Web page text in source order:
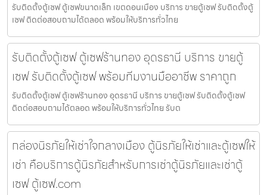
รับติดตั้งตู้เซฟ ตู้เซฟขนาดเล็ก เขตดอนเมือง บริการ ขายตู้เซฟ รับติดตั้งตู้
เซฟ ติดต่อสอบถามได้ตลอด พร้อมให้บริการทั่วไทย
รับติดตั้งตู้เซฟ ตู้เซฟร้านทอง อุดรธานี บริการ ขายตู้
เซฟ รับติดตั้งตู้เซฟ พร้อมทีมงานมืออาชีพ ราคาถูก
รับติดตั้งตู้เซฟ ตู้เซฟร้านทอง อุดรธานี บริการ ขายตู้เซฟ รับติดตั้งตู้เซฟ
ติดต่อสอบถามได้ตลอด พร้อมให้บริการทั่วไทย รับต
กล่องนิรภัยให้เช่าใจกลางเมือง ตู้นิรภัยให้เช่าและตู้เซฟให้
เช่า คือบริการตู้นิรภัยสำหรับการเช่าตู้นิรภัยและเช่าตู้
เซฟ ตู้เซฟ.com